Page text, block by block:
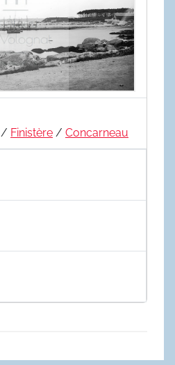
/ Finistère / Concarneau